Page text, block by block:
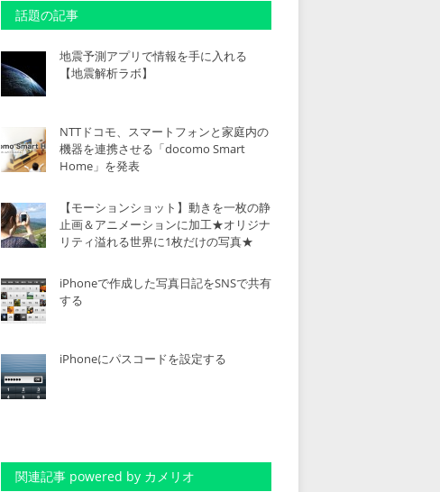
話題の記事
地震予測アプリで情報を手に入れる
【地震解析ラボ】
NTTドコモ、スマートフォンと家庭内の
機器を連携させる「docomo Smart
Home」を発表
【モーションショット】動きを一枚の静
止画＆アニメーションに加工★オリジナ
リティ溢れる世界に1枚だけの写真★
iPhoneで作成した写真日記をSNSで共有
する
iPhoneにパスコードを設定する
関連記事 powered by カメリオ